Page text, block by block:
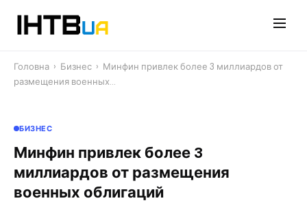
Головна › Бизнес › Минфин привлек более 3 миллиардов от
размещения военных…
БИЗНЕС
Минфин привлек более 3
миллиардов от размещения
военных облигаций